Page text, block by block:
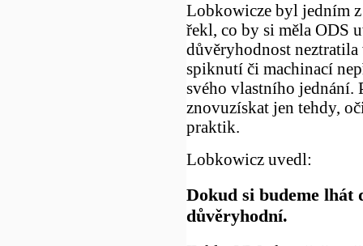
Lobkowicze byl jedním
řekl, co by si měla ODS
důvěryhodnost
spiknutí či machinací
svého vlastního jednání.
znovuzískat jen tehdy,
praktik.
Lobkowicz uvedl:
Dokud si budeme lhát
důvěryhodní.